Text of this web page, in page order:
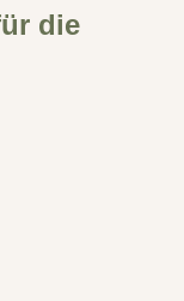
die